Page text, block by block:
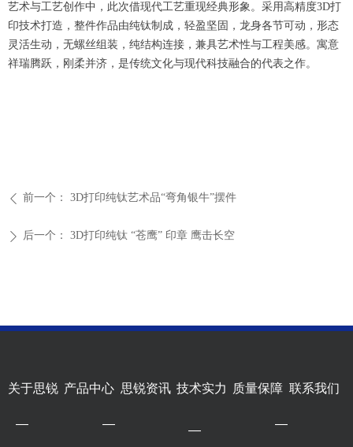
艺术与工艺创作中，此次借现代工艺重现经典形象。采用高精度3D打
印技术打造，整件作品由纯钛制成，轻盈坚固，龙身各节可动，形态
灵活生动，无螺丝组装，纯结构连接，兼具艺术性与工程美感。寓意
祥瑞腾跃，刚柔并济，是传统文化与现代科技融合的代表之作。
ꄴ 前一个： 3D打印纯钛艺术品“弯角银牛”摆件
ꄲ 后一个： 3D打印纯钛 “苍鹰” 印章 鹰击长空
— — —
—
关于思锐 产品中心 思锐资讯 技术实力 质量保障 联系我们